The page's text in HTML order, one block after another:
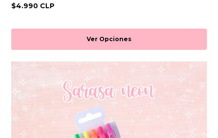
$4.990 CLP
Ver Opciones